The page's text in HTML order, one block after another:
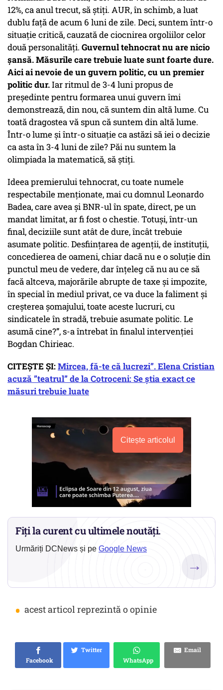
12%, ca anul trecut, să știți. AUR, în schimb, a luat
dublu față de acum 6 luni de zile. Deci, suntem într-o
situație critică, cauzată de ciocnirea orgoliilor celor
două personalități. Guvernul tehnocrat nu are nicio
șansă. Măsurile care trebuie luate sunt foarte dure.
Aici ai nevoie de un guvern politic, cu un premier
politic dur.Iar ritmul de 3-4 luni propus de
președinte pentru formarea unui guvern îmi
demonstrează, din nou, că suntem din altă lume. Cu
toată dragostea vă spun că suntem din altă lume.
Într-o lume și într-o situație ca astăzi să iei o decizie
ca asta în 3-4 luni de zile? Păi nu suntem la
olimpiada la matematică, să știți.
Ideea premierului tehnocrat, cu toate numele
respectabile menționate, mai cu domnul Leonardo
Badea, care avea și BNR-ul în spate, direct, pe un
mandat limitat, ar fi fost o chestie. Totuși, într-un
final, deciziile sunt atât de dure, încât trebuie
asumate politic. Desființarea de agenții, de instituții,
concedierea de oameni, chiar dacă nu e o soluție din
punctul meu de vedere, dar înțeleg că nu au ce să
facă altceva, majorările abrupte de taxe și impozite,
în special în mediul privat, ce va duce la faliment și
creșterea șomajului, toate aceste lucruri, cu
sindicatele în stradă, trebuie asumate politic. Le
asumă cine?”, s-a întrebat în finalul intervenției
Bogdan Chirieac.
CITEȘTE ȘI:Mircea, fă-te că lucrezi”. Elena Cristian
acuză ”teatrul” de la Cotroceni: Se știa exact ce
măsuri trebuie luate
Citește articolul
Fiți la curent cu ultimele noutăți.
Urmăriți DCNews și pe Google News
→
• acest articol reprezintă o opinie
Facebook
Twitter
WhatsApp
Email